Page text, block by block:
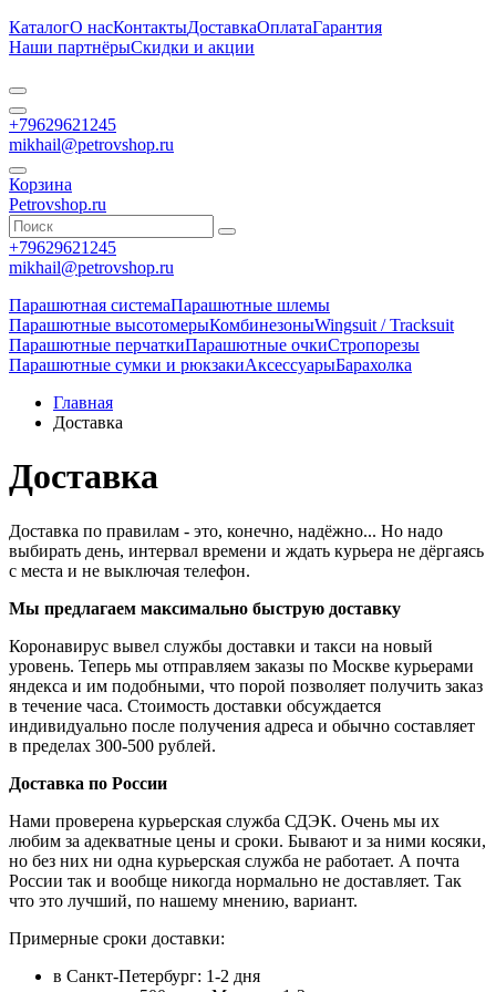
КаталогО насКонтактыДоставкаОплатаГарантия
Наши партнёрыСкидки и акции
+79629621245
mikhail@petrovshop.ru
Корзина
Petrovshop.ru
+79629621245
mikhail@petrovshop.ru
Парашютная системаПарашютные шлемы
Парашютные высотомерыКомбинезоныWingsuit / Tracksuit
Парашютные перчаткиПарашютные очкиСтропорезы
Парашютные сумки и рюкзакиАксессуарыБарахолка
Главная
Доставка
Доставка
Доставка по правилам - это, конечно, надёжно... Но надо
выбирать день, интервал времени и ждать курьера не дёргаясь
с места и не выключая телефон.
Мы предлагаем максимально быструю доставку
Коронавирус вывел службы доставки и такси на новый
уровень. Теперь мы отправляем заказы по Москве курьерами
яндекса и им подобными, что порой позволяет получить заказ
в течение часа. Стоимость доставки обсуждается
индивидуально после получения адреса и обычно составляет
в пределах 300-500 рублей.
Доставка по России
Нами проверена курьерская служба СДЭК. Очень мы их
любим за адекватные цены и сроки. Бывают и за ними косяки,
но без них ни одна курьерская служба не работает. А почта
России так и вообще никогда нормально не доставляет. Так
что это лучший, по нашему мнению, вариант.
Примерные сроки доставки:
в Санкт-Петербург: 1-2 дня